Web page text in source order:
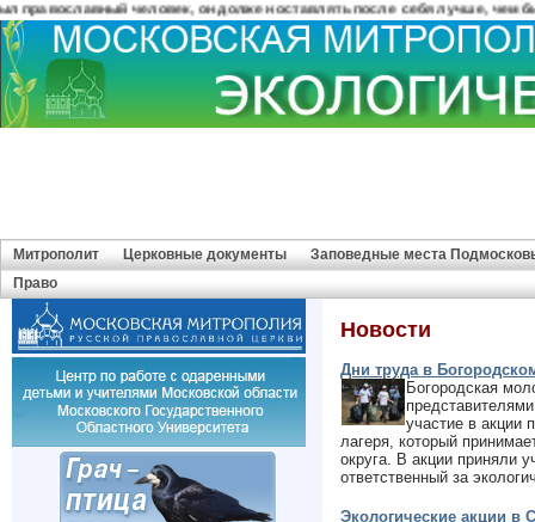
человек, он должен оставлять после себя лучше, чем было
Митрополит Церковные документы
Заповедные места
Право
Новости
Дни труда в
Богородская
участие в акции
лагеря, который
округа. В акции приняли
ответственный за
Экологические акции в